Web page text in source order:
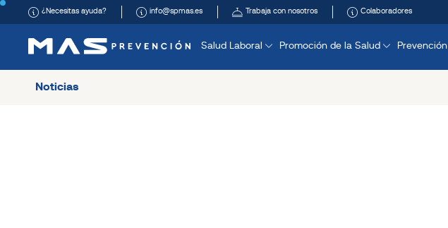
¿Necesitas ayuda? info@spmas.es Trabaja con nosotros Colaboradores
Salud Laboral Promoción de la Salud Prevención
Noticias